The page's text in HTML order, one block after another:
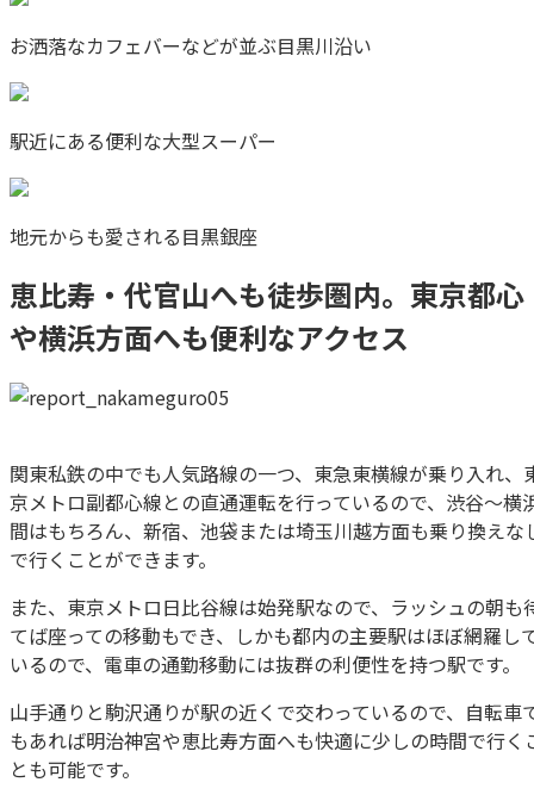
お洒落なカフェバーなどが並ぶ目黒川沿い
駅近にある便利な大型スーパー
地元からも愛される目黒銀座
恵比寿・代官山へも徒歩圏内。東京都心
や横浜方面へも便利なアクセス
関東私鉄の中でも人気路線の一つ、東急東横線が乗り入れ、
京メトロ副都心線との直通運転を行っているので、渋谷～横
間はもちろん、新宿、池袋または埼玉川越方面も乗り換えな
で行くことができます。
また、東京メトロ日比谷線は始発駅なので、ラッシュの朝も
てば座っての移動もでき、しかも都内の主要駅はほぼ網羅し
いるので、電車の通勤移動には抜群の利便性を持つ駅です。
山手通りと駒沢通りが駅の近くで交わっているので、自転車
もあれば明治神宮や恵比寿方面へも快適に少しの時間で行く
とも可能です。